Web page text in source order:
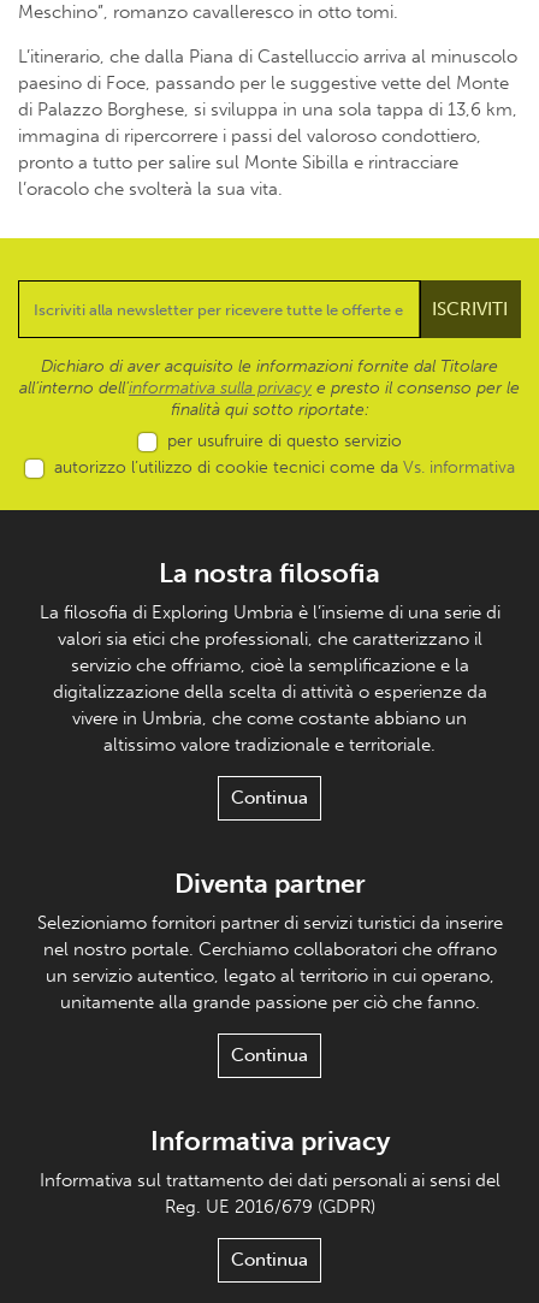
Meschino”, romanzo cavalleresco in otto tomi.
L’itinerario, che dalla Piana di Castelluccio arriva al minuscolo
paesino di Foce, passando per le suggestive vette del Monte
di Palazzo Borghese, si sviluppa in una sola tappa di 13,6 km,
immagina di ripercorrere i passi del valoroso condottiero,
pronto a tutto per salire sul Monte Sibilla e rintracciare
l’oracolo che svolterà la sua vita.
Dichiaro di aver acquisito le informazioni fornite dal Titolare
all’interno dell'informativa sulla privacy e presto il consenso per le
finalità qui sotto riportate:
per usufruire di questo servizio
autorizzo l’utilizzo di cookie tecnici come da Vs. informativa
La nostra filosofia
La filosofia di Exploring Umbria è l’insieme di una serie di
valori sia etici che professionali, che caratterizzano il
servizio che offriamo, cioè la semplificazione e la
digitalizzazione della scelta di attività o esperienze da
vivere in Umbria, che come costante abbiano un
altissimo valore tradizionale e territoriale.
Continua
Diventa partner
Selezioniamo fornitori partner di servizi turistici da inserire
nel nostro portale. Cerchiamo collaboratori che offrano
un servizio autentico, legato al territorio in cui operano,
unitamente alla grande passione per ciò che fanno.
Continua
Informativa privacy
Informativa sul trattamento dei dati personali ai sensi del
Reg. UE 2016/679 (GDPR)
Continua